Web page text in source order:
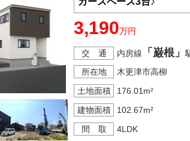
3,190万円
交 通 内房線 「巌根」
所在地
木更津市高柳
土地面積
176.01m²
建物面積
102.67m²
間 取
4LDK